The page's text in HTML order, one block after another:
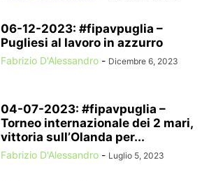
06-12-2023: #fipavpuglia –
Pugliesi al lavoro in azzurro
Fabrizio D'Alessandro - Dicembre 6, 2023
04-07-2023: #fipavpuglia –
Torneo internazionale dei 2 mari,
vittoria sull’Olanda per...
Fabrizio D'Alessandro - Luglio 5, 2023